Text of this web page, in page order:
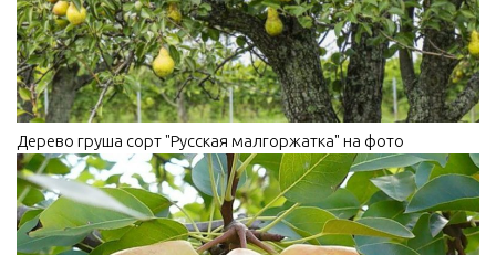
Дерево груша сорт "Русская малгоржатка" на фото